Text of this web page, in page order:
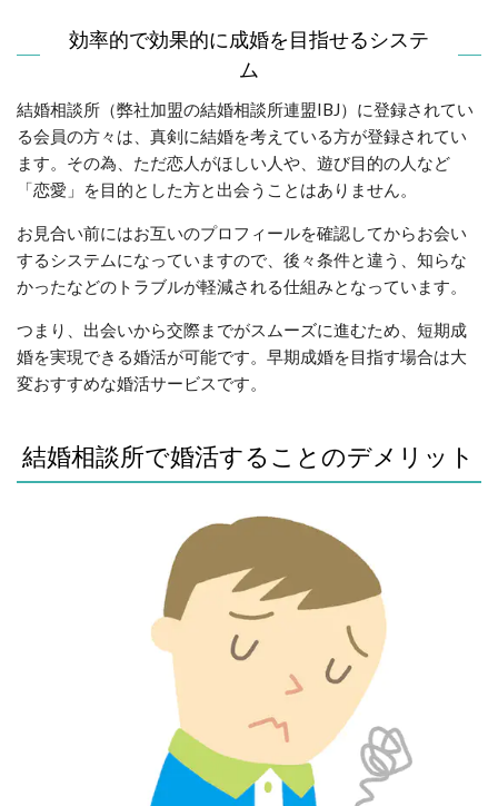
効率的で効果的に成婚を目指せるシステ
ム
結婚相談所（弊社加盟の結婚相談所連盟IBJ）に登録されてい
る会員の方々は、真剣に結婚を考えている方が登録されてい
ます。その為、ただ恋人がほしい人や、遊び目的の人など
「恋愛」を目的とした方と出会うことはありません。
お見合い前にはお互いのプロフィールを確認してからお会い
するシステムになっていますので、後々条件と違う、知らな
かったなどのトラブルが軽減される仕組みとなっています。
つまり、出会いから交際までがスムーズに進むため、短期成
婚を実現できる婚活が可能です。早期成婚を目指す場合は大
変おすすめな婚活サービスです。
結婚相談所で婚活することのデメリット